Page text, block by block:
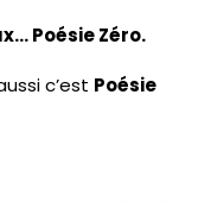
Poésie Zéro.
c’est Poésie